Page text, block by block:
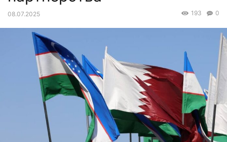
08.07.2025 0
193